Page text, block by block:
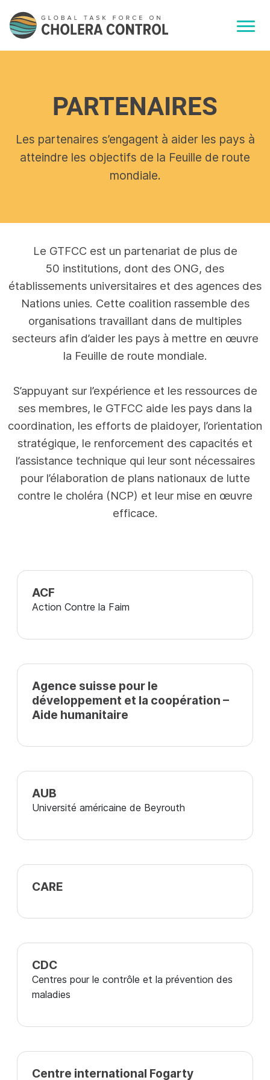
PARTENAIRES
Les partenaires s’engagent à aider les pays à
atteindre les objectifs de la Feuille de route
mondiale.
Le GTFCC est un partenariat de plus de
50 institutions, dont des ONG, des
établissements universitaires et des agences des
Nations unies. Cette coalition rassemble des
organisations travaillant dans de multiples
secteurs afin d’aider les pays à mettre en œuvre
la Feuille de route mondiale.
S’appuyant sur l’expérience et les ressources de
ses membres, le GTFCC aide les pays dans la
coordination, les efforts de plaidoyer, l’orientation
stratégique, le renforcement des capacités et
l’assistance technique qui leur sont nécessaires
pour l’élaboration de plans nationaux de lutte
contre le choléra (NCP) et leur mise en œuvre
efficace.
ACF
Action Contre la Faim
Agence suisse pour le
développement et la coopération –
Aide humanitaire
AUB
Université américaine de Beyrouth
CARE
CDC
Centres pour le contrôle et la prévention des
maladies
Centre international Fogarty